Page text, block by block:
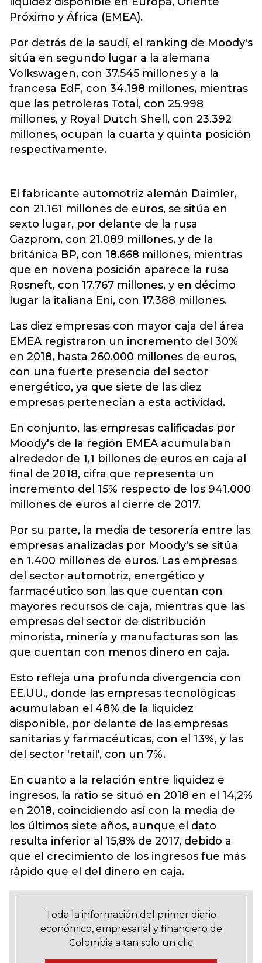
Próximo y África (EMEA).
Por detrás de la saudí, el ranking de Moody's
sitúa en segundo lugar a la alemana
Volkswagen, con 37.545 millones y a la
francesa EdF, con 34.198 millones, mientras
que las petroleras Total, con 25.998
millones, y Royal Dutch Shell, con 23.392
millones, ocupan la cuarta y quinta posición
respectivamente.
El fabricante automotriz alemán Daimler,
con 21.161 millones de euros, se sitúa en
sexto lugar, por delante de la rusa
Gazprom, con 21.089 millones, y de la
británica BP, con 18.668 millones, mientras
que en novena posición aparece la rusa
Rosneft, con 17.767 millones, y en décimo
lugar la italiana Eni, con 17.388 millones.
Las diez empresas con mayor caja del área
EMEA registraron un incremento del 30%
en 2018, hasta 260.000 millones de euros,
con una fuerte presencia del sector
energético, ya que siete de las diez
empresas pertenecían a esta actividad.
En conjunto, las empresas calificadas por
Moody's de la región EMEA acumulaban
alrededor de 1,1 billones de euros en caja al
final de 2018, cifra que representa un
incremento del 15% respecto de los 941.000
millones de euros al cierre de 2017.
Por su parte, la media de tesorería entre las
empresas analizadas por Moody's se sitúa
en 1.400 millones de euros. Las empresas
del sector automotriz, energético y
farmacéutico son las que cuentan con
mayores recursos de caja, mientras que las
empresas del sector de distribución
minorista, minería y manufacturas son las
que cuentan con menos dinero en caja.
Esto refleja una profunda divergencia con
EE.UU., donde las empresas tecnológicas
acumulaban el 48% de la liquidez
disponible, por delante de las empresas
sanitarias y farmacéuticas, con el 13%, y las
del sector 'retail', con un 7%.
En cuanto a la relación entre liquidez e
ingresos, la ratio se situó en 2018 en el 14,2%
en 2018, coincidiendo así con la media de
los últimos siete años, aunque el dato
resulta inferior al 15,8% de 2017, debido a
que el crecimiento de los ingresos fue más
rápido que el del dinero en caja.
Toda la información del primer diario
económico, empresarial y financiero de
Colombia a tan solo un clic